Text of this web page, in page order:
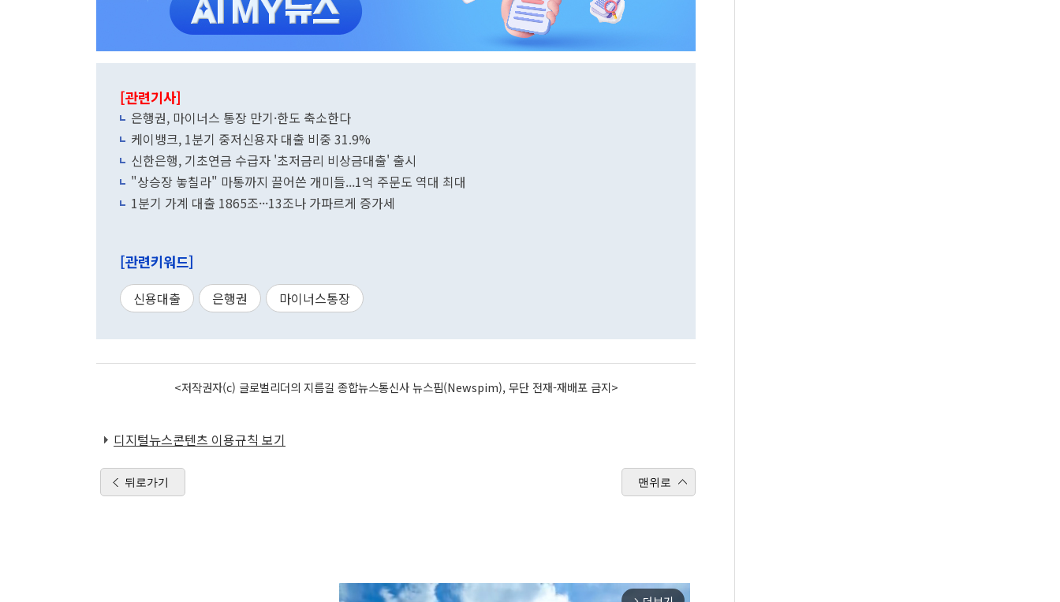
[관련기사]
은행권, 마이너스 통장 만기·한도 축소한다
케이뱅크, 1분기 중저신용자 대출 비중 31.9%
신한은행, 기초연금 수급자 '초저금리 비상금대출' 출시
"상승장 놓칠라" 마통까지 끌어쓴 개미들...1억 주문도 역대 최대
1분기 가계 대출 1865조···13조나 가파르게 증가세
[관련키워드]
신용대출 은행권 마이너스통장
<저작권자(c) 글로벌리더의 지름길 종합뉴스통신사 뉴스핌(Newspim), 무단 전재-재배포 금지>
디지털뉴스콘텐츠 이용규칙 보기
뒤로가기 맨위로